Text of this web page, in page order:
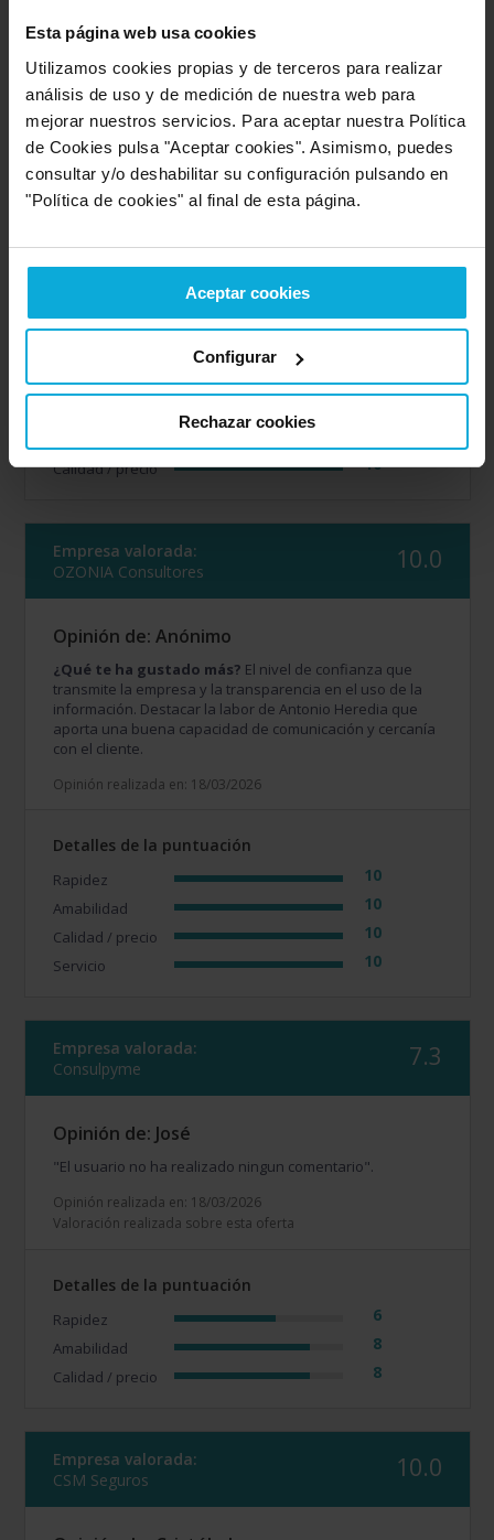
Esta página web usa cookies
Utilizamos cookies propias y de terceros para realizar
análisis de uso y de medición de nuestra web para
mejorar nuestros servicios. Para aceptar nuestra Política
de Cookies pulsa "Aceptar cookies". Asimismo, puedes
consultar y/o deshabilitar su configuración pulsando en
"Política de cookies" al final de esta página.
Aceptar cookies
Configurar
Rechazar cookies
Rapidez
Calidad / precio 8
Empresa valorada:
Alerta Prevenció
10.0
Opinión de: Saray
Opinión realizada en: 20/03/2026
Calidad / precio 10
Empresa valorada:
OZONIA Consultores
10.0
Opinión de: Anónimo
¿Qué te ha gustado más? El nivel de confianza que
transmite la empresa y la transparencia en el uso de la
información. Destacar la labor de Antonio Heredia que
aporta una buena capacidad de comunicación y cercanía
con el cliente.
Opinión realizada en: 18/03/2026
Detalles de la puntuación
Rapidez 10
Amabilidad 10
Calidad / precio 10
Servicio 10
Empresa valorada:
Consulpyme
7.3
Opinión de: José
"El usuario no ha realizado ningun comentario".
Opinión realizada en: 18/03/2026
Valoración realizada sobre esta oferta
Detalles de la puntuación
Rapidez 6
Amabilidad 8
Calidad / precio 8
Empresa valorada:
CSM Seguros
10.0